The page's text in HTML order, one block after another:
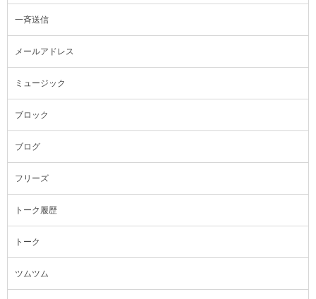
一斉送信
メールアドレス
ミュージック
ブロック
ブログ
フリーズ
トーク履歴
トーク
ツムツム